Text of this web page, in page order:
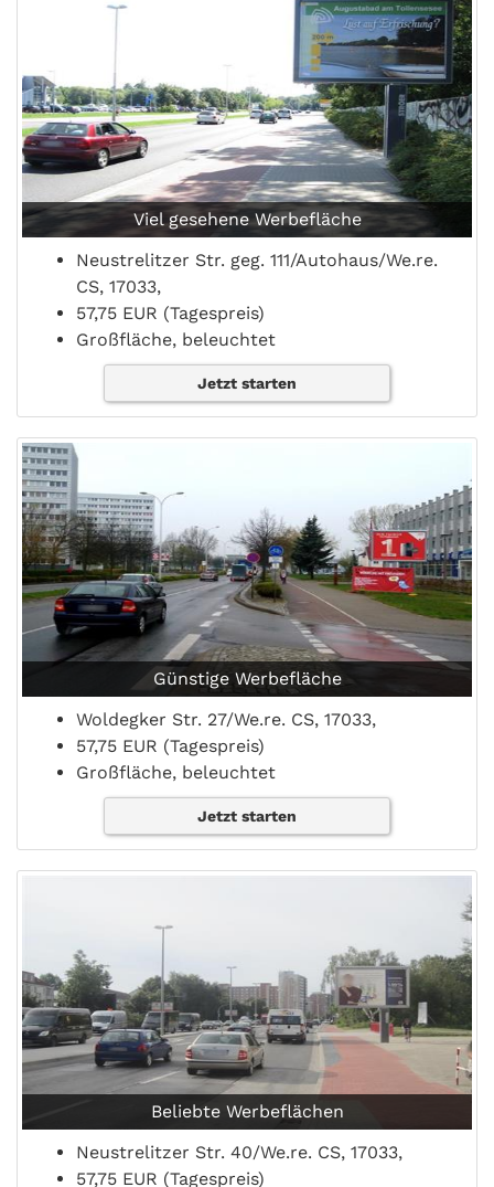
Viel gesehene Werbefläche
Neustrelitzer Str. geg. 111/Autohaus/We.re.
CS, 17033,
57,75 EUR (Tagespreis)
Großfläche, beleuchtet
Jetzt starten
Günstige Werbefläche
Woldegker Str. 27/We.re. CS, 17033,
57,75 EUR (Tagespreis)
Großfläche, beleuchtet
Jetzt starten
Beliebte Werbeflächen
Neustrelitzer Str. 40/We.re. CS, 17033,
57,75 EUR (Tagespreis)